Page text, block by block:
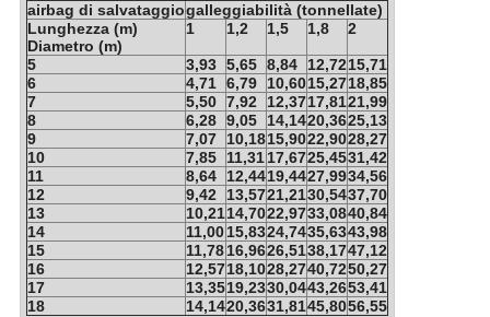
airbag di salvataggiogalleggiabilità (tonnellate)
Lunghezza (m)
Diametro (m)
1 1,2 1,5 1,8 2
5 3,93 5,65 8,84 12,7215,71
6
4,71 6,79 10,6015,2718,85
7
5,50 7,92 12,3717,8121,99
8
6,28 9,05 14,1420,3625,13
9
7,07 10,1815,9022,9028,27
10
7,85 11,3117,6725,4531,42
11
8,64 12,4419,4427,9934,56
12
9,42 13,5721,2130,5437,70
13
10,2114,7022,9733,0840,84
14
11,0015,8324,7435,6343,98
15
11,7816,9626,5138,1747,12
16
12,5718,1028,2740,7250,27
17
13,3519,2330,0443,2653,41
18
14,1420,3631,8145,8056,55